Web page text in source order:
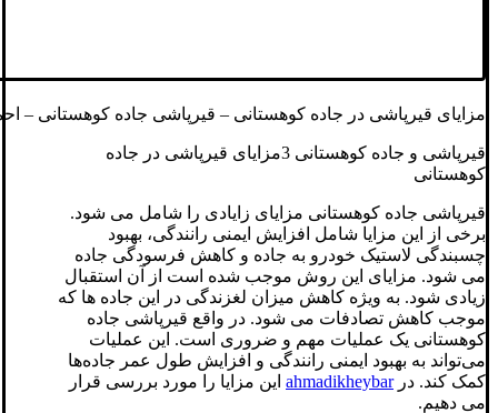
مزایای قیرپاشی در جاده کوهستانی – قیرپاشی جاده کوهستانی –
قیرپاشی و جاده کوهستانی 3مزایای قیرپاشی در جاده
کوهستانی
قیرپاشی جاده‌ کوهستانی مزایای زایادی را شامل می شود.
برخی از این مزایا شامل افزایش ایمنی رانندگی، بهبود
چسبندگی لاستیک خودرو به جاده و کاهش فرسودگی جاده
می شود. مزایای این روش موجب شده است از آن استقبال
زیادی شود. به ویژه کاهش میزان لغزندگی در این جاده ها که
موجب کاهش تصادفات می شود. در واقع قیرپاشی جاده‌
کوهستانی یک عملیات مهم و ضروری است. این عملیات
می‌تواند به بهبود ایمنی رانندگی و افزایش طول عمر جاده‌ها
کمک کند. درahmadikheybar این مزایا را مورد بررسی قرار
می دهیم.